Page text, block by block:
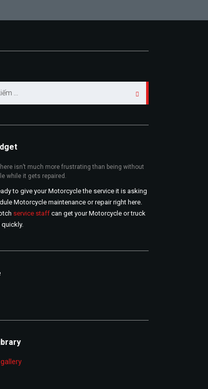
isn’t much more frustrating than being without
while it gets repaired.
to give your Motorcycle the service it is asking
Motorcycle maintenance or repair right here.
service staff can get your Motorcycle or truck
quickly.